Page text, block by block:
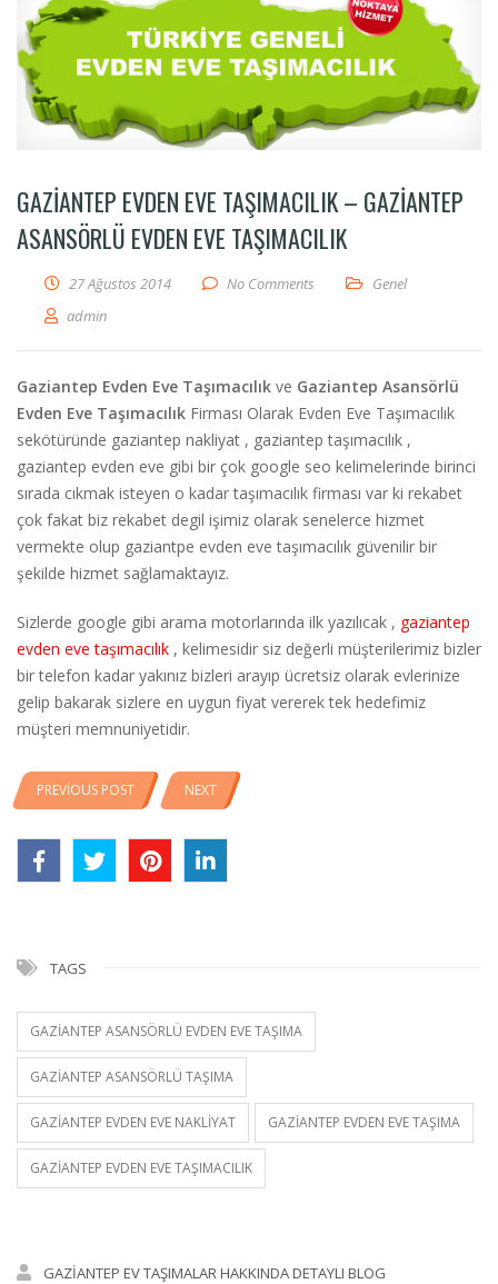
GAZIANTEP EVDEN EVE TAŞIMACILIK – GAZIANTEP
ASANSÖRLÜ EVDEN EVE TAŞIMACILIK
27 Ağustos 2014 No Comments
Genel
admin
Gaziantep Evden Eve Taşımacılık ve Gaziantep Asansörlü
Evden Eve Taşımacılık Firması Olarak Evden Eve Taşımacılık
sekötüründe gaziantep nakliyat , gaziantep taşımacılık ,
gaziantep evden eve gibi bir çok google seo kelimelerinde birinci
sırada cıkmak isteyen o kadar taşımacılık firması var ki rekabet
çok fakat biz rekabet degil işimiz olarak senelerce hizmet
vermekte olup gaziantpe evden eve taşımacılık güvenilir bir
şekilde hizmet sağlamaktayız.
Sizlerde google gibi arama motorlarında ilk yazılıcak , gaziantep
evden eve taşımacılık , kelimesidir siz değerli müşterilerimiz bizler
bir telefon kadar yakınız bizleri arayıp ücretsiz olarak evlerinize
gelip bakarak sizlere en uygun fiyat vererek tek hedefimiz
müşteri memnuniyetidir.
PREVIOUS POST NEXT
TAGS
GAZIANTEP ASANSÖRLÜ EVDEN EVE TAŞIMA
GAZIANTEP ASANSÖRLÜ TAŞIMA
GAZIANTEP EVDEN EVE NAKLIYAT GAZIANTEP EVDEN EVE TAŞIMA
GAZIANTEP EVDEN EVE TAŞIMACILIK
GAZIANTEP EV TAŞIMALAR HAKKINDA DETAYLI BLOG